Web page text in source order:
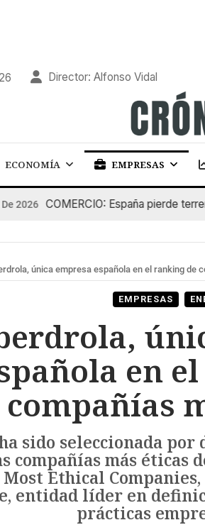
Director: Alfonso Vidal
ECONOMÍA EMPRESAS
COMERCIO: España pierde terreno
única empresa española en el ranking de
EMPRESAS
en
compañías
sido seleccionada por
compañías más éticas
Most Ethical
entidad líder en
prácticas